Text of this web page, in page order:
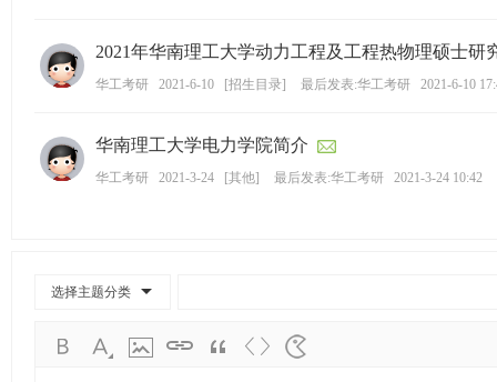
2021年华南理工大学动力工程及工程热物理硕士研
华工考研 2021-6-10 [招生目录] 最后发表:华工考研 2021-6-10
华南理工大学电力学院简介
华工考研 2021-3-24 [其他] 最后发表:华工考研 2021-3-24 10:42
选择主题分类